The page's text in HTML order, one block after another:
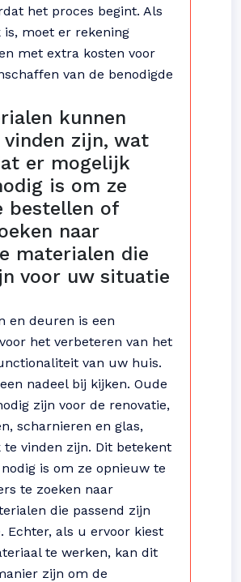
het proces begint. Als
moet er rekening
met extra kosten voor
van de benodigde
kunnen
zijn, wat
er mogelijk
is om ze
bestellen of
naar
materialen die
voor uw situatie
en deuren is een
het verbeteren van het
van uw huis.
nadeel bij kijken. Oude
zijn voor de renovatie,
scharnieren en glas,
vinden zijn. Dit betekent
is om ze opnieuw te
te zoeken naar
die passend zijn
Echter, als u ervoor kiest
te werken, kan dit
zijn om de